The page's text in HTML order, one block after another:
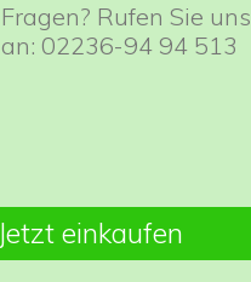
Fragen? Rufen Sie uns
an: 02236-94 94 513
Jetzt einkaufen